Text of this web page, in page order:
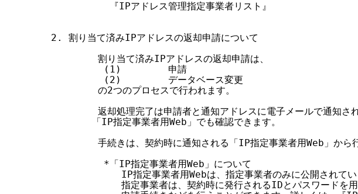
          『IPアドレス管理指定事業者リスト』
2. 割り当て済みIPアドレスの返却申請について
        割り当て済みIPアドレスの返却申請は、
         (1)        申請
         (2)        データベース変更
        の2つのプロセスで行われます。
返却処理完了は申請者と通知アドレスに電子メールで通知さ
       「IP指定事業者用Web」でも確認できます。
手続きは、契約時に通知される「IP指定事業者用Web」から行
         *「IP指定事業者用Web」について
IP指定事業者用Webは、指定事業者のみに公開されてい
指定事業者は、契約時に発行されるIDとパスワードを